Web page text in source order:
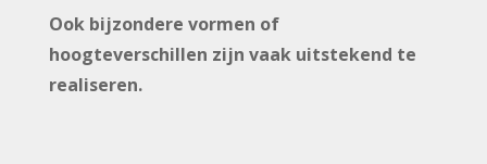
Ook bijzondere vormen of
hoogteverschillen zijn vaak uitstekend te
realiseren.